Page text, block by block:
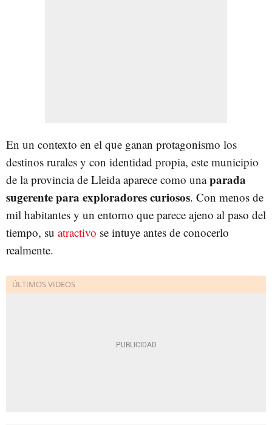
En un contexto en el que ganan protagonismo los
destinos rurales y con identidad propia, este municipio
de la provincia de Lleida aparece como unaparada
sugerente para exploradores curiosos. Con menos de
mil habitantes y un entorno que parece ajeno al paso del
tiempo, su atractivo se intuye antes de conocerlo
realmente.